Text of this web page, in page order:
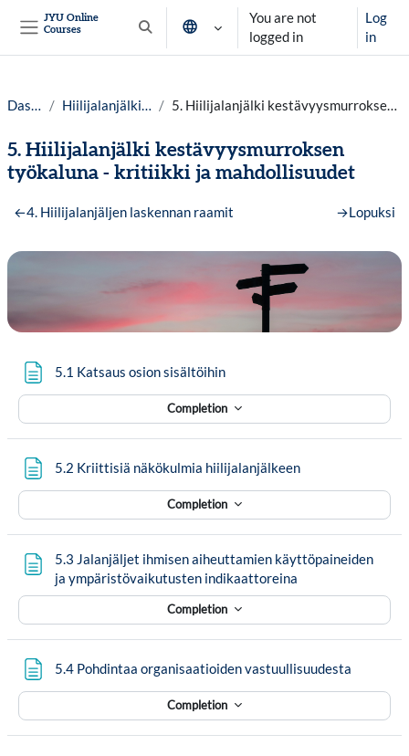
JYU Online
Courses
Toggle search input
You are not
logged in
Log
in
Dashboard Hiilijalanjälki haltuun lv. 25-26 5. Hiilijalanjälki kestävyysmurroksen työkaluna - kritiikki ja mahdollisuudet
5. Hiilijalanjälki kestävyysmurroksen
työkaluna - kritiikki ja mahdollisuudet
Section outline
←4. Hiilijalanjäljen laskennan raamit →Lopuksi
5.1 Katsaus osion sisältöihinPage
Completion
5.2 Kriittisiä näkökulmia hiilijalanjälkeenPage
Completion
5.3 Jalanjäljet ihmisen aiheuttamien käyttöpaineiden
ja ympäristövaikutusten indikaattoreina
Completion
5.4 Pohdintaa organisaatioiden vastuullisuudesta
Completion